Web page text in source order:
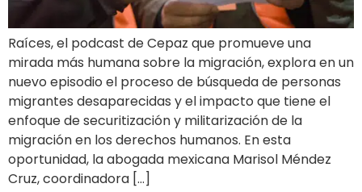
Raíces, el podcast de Cepaz que promueve una
mirada más humana sobre la migración, explora en un
nuevo episodio el proceso de búsqueda de personas
migrantes desaparecidas y el impacto que tiene el
enfoque de securitización y militarización de la
migración en los derechos humanos. En esta
oportunidad, la abogada mexicana Marisol Méndez
Cruz, coordinadora […]